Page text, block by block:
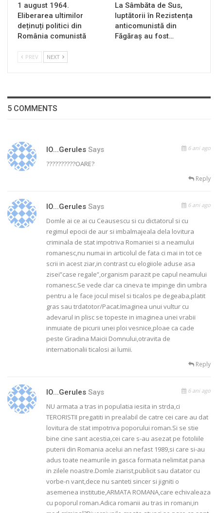
1 august 1964.
Eliberarea ultimilor
deținuți politici din
România comunistă
La Sâmbăta de Sus,
luptătorii în Rezistența
anticomunistă din
Făgăraș au fost…
PREV NEXT
5 COMMENTS
IO...gerules Says 6 ani ago
??????????OARE?
Reply
IO...gerules Says 6 ani ago
Domle ai ce ai cu Ceausescu si cu dictatorul si cu
regimul epocii de aur si imbalmajeala dela lovitura
criminala de stat impotriva Romaniei si a neamului
romanesc,nu numai in articolul de fata ci mai in tot ce
scrii in acest ziar,in contrast cu elogiiole aduse asa
zisei”case regale”,organism parazit pe capul neamului
romanesc.Se vede clar ca cineva te impinge din umbra
pentru a le face jocul misel si ticalos pe degeaba,platit
gras sau trdatotor/Pacat.Imaginea unui vultur cu
adevarul in plisc se topeste in imaginea unei vrabii
inmuiate de picurii unei ploi vesnice,ploae ca cade
peste Gradina Maicii Domnului,otravita de
internationalii ticalosi ai lumii.
Reply
IO...gerules Says 6 ani ago
NU armata a tras in populatia iesita in strda,ci
TERORISTII pregatiti in prealabil de catre cei care au dat
lovitura de stat impotriva poporului roman.Si se stie
bine cine sant acestia,cei care s-au asezat pe fotoliile
puterii din Romania acelui an nefast 1989,si care si-au
adus toate neamurile in gasca formata nelimitat pana
in zilele noastre.Domle ziarist,publicit sau datator cu
vorbe-n vant,dece nu santeti sincer si jigniti o
asemenea institutie,ARMATA ROMANA,care echivaleaza
cu poporul roman.Adica romanii au tras in romani,in